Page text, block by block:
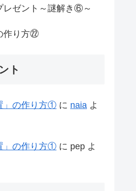
レゼント～謎解き⑥～
作り方㉒
ト
」の作り方① に naia よ
」の作り方① に pep よ